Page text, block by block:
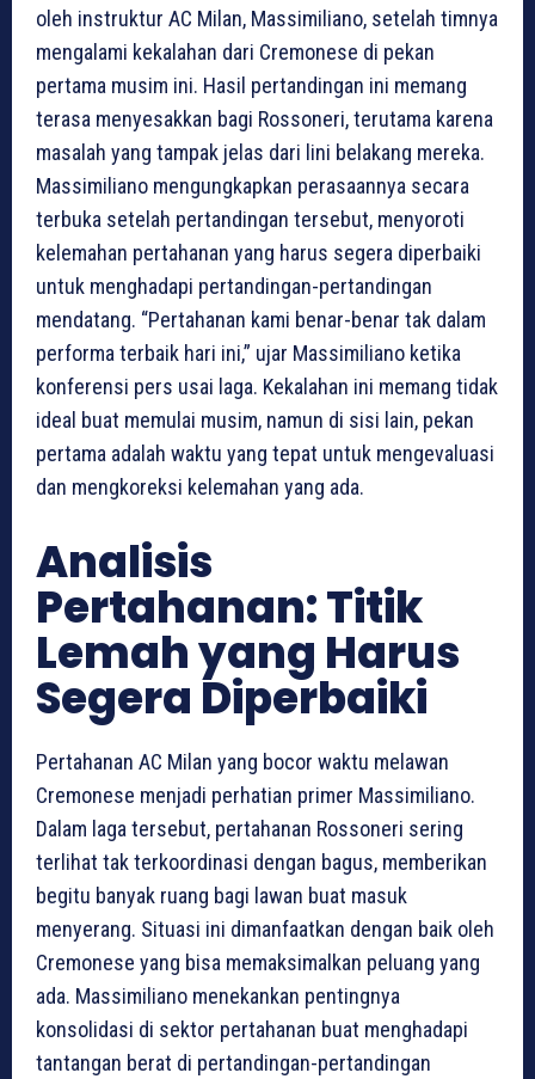
oleh instruktur AC Milan, Massimiliano, setelah timnya
mengalami kekalahan dari Cremonese di pekan
pertama musim ini. Hasil pertandingan ini memang
terasa menyesakkan bagi Rossoneri, terutama karena
masalah yang tampak jelas dari lini belakang mereka.
Massimiliano mengungkapkan perasaannya secara
terbuka setelah pertandingan tersebut, menyoroti
kelemahan pertahanan yang harus segera diperbaiki
untuk menghadapi pertandingan-pertandingan
mendatang. “Pertahanan kami benar-benar tak dalam
performa terbaik hari ini,” ujar Massimiliano ketika
konferensi pers usai laga. Kekalahan ini memang tidak
ideal buat memulai musim, namun di sisi lain, pekan
pertama adalah waktu yang tepat untuk mengevaluasi
dan mengkoreksi kelemahan yang ada.
Analisis
Pertahanan: Titik
Lemah yang Harus
Segera Diperbaiki
Pertahanan AC Milan yang bocor waktu melawan
Cremonese menjadi perhatian primer Massimiliano.
Dalam laga tersebut, pertahanan Rossoneri sering
terlihat tak terkoordinasi dengan bagus, memberikan
begitu banyak ruang bagi lawan buat masuk
menyerang. Situasi ini dimanfaatkan dengan baik oleh
Cremonese yang bisa memaksimalkan peluang yang
ada. Massimiliano menekankan pentingnya
konsolidasi di sektor pertahanan buat menghadapi
tantangan berat di pertandingan-pertandingan